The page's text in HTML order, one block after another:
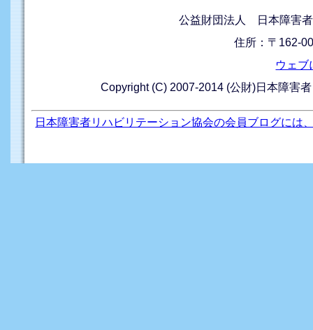
公益財団法人 日本障害
住所：〒162-
ウェブ
Copyright (C) 2007-2014 (公財)日本障害
日本障害者リハビリテーション協会の会員ブログには